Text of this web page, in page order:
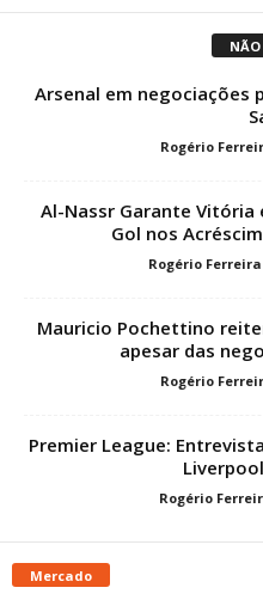
NÃO
Arsenal em negociações
Rogério
Al-Nassr Garante Vitória
Gol nos
Rogério Ferreira
Mauricio Pochettino
apesar das
Rogério
Premier League:
Rogério
Mercado